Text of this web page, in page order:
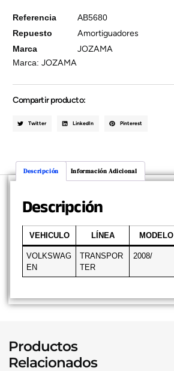
Referencia
AB5680
Repuesto
Amortiguadores
Marca JOZAMA
Marca:JOZAMA
Compartir producto:
Twitter LinkedIn Pinterest
Descripción Información Adicional
Descripción
VEHICULO LÍNEA MODELO
VOLKSWAG
EN
TRANSPOR
TER
2008/
Productos
Relacionados